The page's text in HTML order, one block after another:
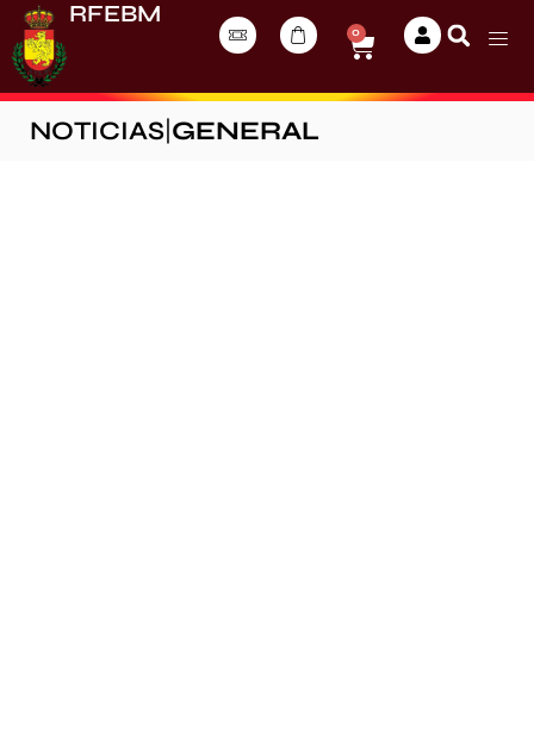
RFEBM
0
NOTICIAS GENERAL